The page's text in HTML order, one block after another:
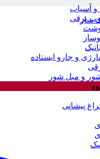
آسیاب
برقی
و جارو ایستاده
و مبل شور
پیشانی
ساز